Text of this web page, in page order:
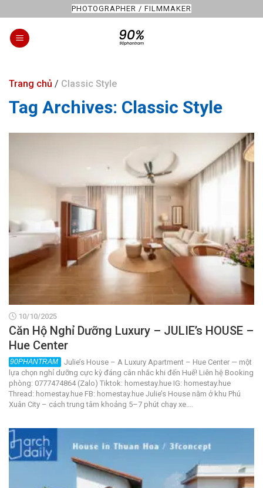
content
PHOTOGRAPHER / FILMMAKER
Trang chủ / Classic Style
Tag Archives: Classic Style
10/10/2025
Căn Hộ Nghỉ Dưỡng Luxury – JULIE’s HOUSE –
Hue Center
Julie’s House – A Luxury Apartment – Hue Center — một
lựa chọn nghỉ dưỡng cực kỳ đáng cân nhắc khi đến Huế! Liên hệ Booking
phòng: 0777474864 (Zalo) Tiktok: homestay.hue IG: homestay.hue
Thread: homestay.hue FB: homestay.hue Julie’s House nằm ở khu Phú
Xuân City – cách trung tâm khoảng 5–7 phút chạy xe....